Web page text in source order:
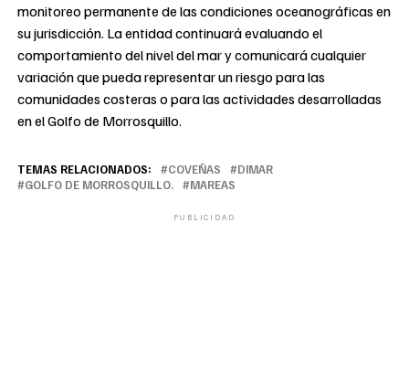
monitoreo permanente de las condiciones oceanográficas en
su jurisdicción. La entidad continuará evaluando el
comportamiento del nivel del mar y comunicará cualquier
variación que pueda representar un riesgo para las
comunidades costeras o para las actividades desarrolladas
en el Golfo de Morrosquillo.
TEMAS RELACIONADOS: COVEÑAS
DIMAR
GOLFO DE MORROSQUILLO.
MAREAS
PUBLICIDAD